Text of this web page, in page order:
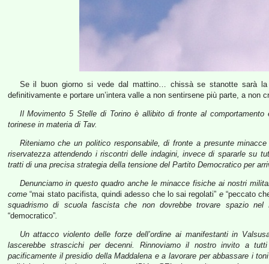
Se il buon giorno si vede dal mattino… chissà se stanotte sarà
definitivamente e portare un’intera valle a non sentirsene più parte, a non
Il Movimento 5 Stelle di Torino è allibito di fronte al
torinese in materia di Tav.
Riteniamo che un politico responsabile, di fronte a presunte
riservatezza attendendo i riscontri delle indagini, invece di spararle su
tratti di una precisa strategia della tensione del Partito Democratico per
Denunciamo in questo quadro anche le minacce fisiche ai nostri
come“mai stato pacifista, quindi adesso che lo sai regolati” e“peccato
squadrismo di scuola fascista che non dovrebbe trovare spazio
“democratico”.
Un attacco violento delle forze dell’ordine ai manifestanti in
lascerebbe strascichi per decenni. Rinnoviamo il nostro invito a
pacificamente il presidio della Maddalena e a lavorare per abbassare i